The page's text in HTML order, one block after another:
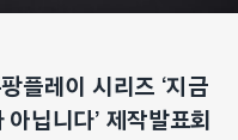
플레이 시리즈 ‘지금
닙니다’ 제작발표회